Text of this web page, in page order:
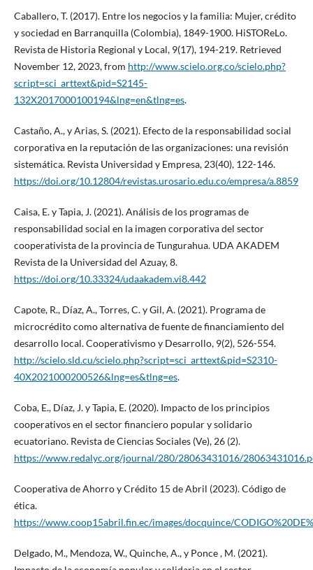
Caballero, T. (2017). Entre los negocios y la familia: Mujer, crédito
y sociedad en Barranquilla (Colombia), 1849-1900. HiSTOReLo.
Revista de Historia Regional y Local, 9(17), 194-219. Retrieved
November 12, 2023, from http://www.scielo.org.co/scielo.php?
script=sci_arttext&pid=S2145-
132X2017000100194&lng=en&tlng=es.
Castaño, A., y Arias, S. (2021). Efecto de la responsabilidad social
corporativa en la reputación de las organizaciones: una revisión
sistemática. Revista Universidad y Empresa, 23(40), 122-146.
https://doi.org/10.12804/revistas.urosario.edu.co/empresa/a.8859
Caisa, E. y Tapia, J. (2021). Análisis de los programas de
responsabilidad social en la imagen corporativa del sector
cooperativista de la provincia de Tungurahua. UDA AKADEM
Revista de la Universidad del Azuay, 8.
https://doi.org/10.33324/udaakadem.vi8.442
Capote, R., Díaz, A., Torres, C. y Gil, A. (2021). Programa de
microcrédito como alternativa de fuente de financiamiento del
desarrollo local. Cooperativismo y Desarrollo, 9(2), 526-554.
http://scielo.sld.cu/scielo.php?script=sci_arttext&pid=S2310-
40X2021000200526&lng=es&tlng=es.
Coba, E., Díaz, J. y Tapia, E. (2020). Impacto de los principios
cooperativos en el sector financiero popular y solidario
ecuatoriano. Revista de Ciencias Sociales (Ve), 26 (2).
https://www.redalyc.org/journal/280/28063431016/
Cooperativa de Ahorro y Crédito 15 de Abril (2023). Código de
ética.
https://www.coop15abril.fin.ec/images/docquince/
Delgado, M., Mendoza, W., Quinche, A., y Ponce , M. (2021).